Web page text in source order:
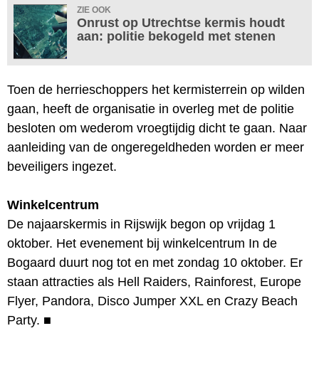
ZIE OOK
Onrust op Utrechtse kermis houdt
aan: politie bekogeld met stenen
Toen de herrieschoppers het kermisterrein op wilden
gaan, heeft de organisatie in overleg met de politie
besloten om wederom vroegtijdig dicht te gaan. Naar
aanleiding van de ongeregeldheden worden er meer
beveiligers ingezet.
Winkelcentrum
De najaarskermis in Rijswijk begon op vrijdag 1
oktober. Het evenement bij winkelcentrum In de
Bogaard duurt nog tot en met zondag 10 oktober. Er
staan attracties als Hell Raiders, Rainforest, Europe
Flyer, Pandora, Disco Jumper XXL en Crazy Beach
Party. ■